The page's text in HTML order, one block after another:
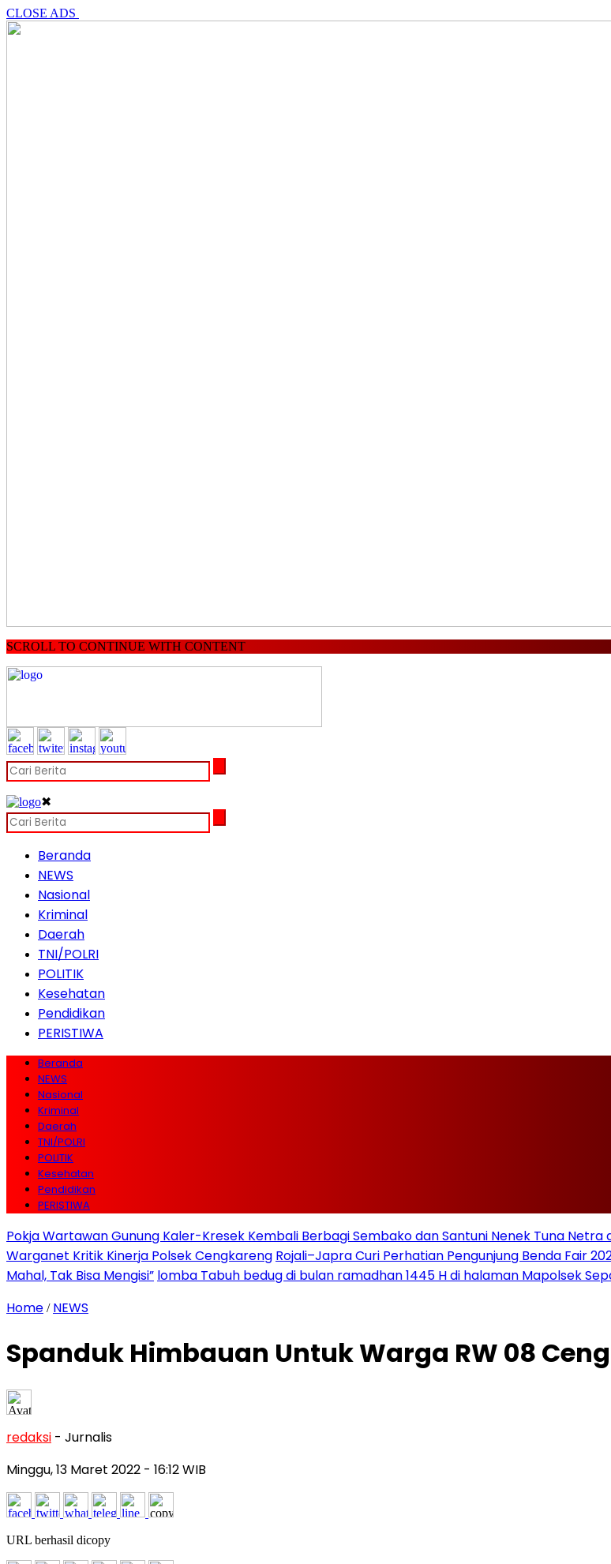
CLOSE ADS
SCROLL TO CONTINUE WITH CONTENT
✖
Beranda
NEWS
Nasional
Kriminal
Daerah
TNI/POLRI
POLITIK
Kesehatan
Pendidikan
PERISTIWA
Beranda
NEWS
Nasional
Kriminal
Daerah
TNI/POLRI
POLITIK
Kesehatan
Pendidikan
PERISTIWA
Pokja Wartawan Gunung Kaler-Kresek Kembali Berbagi Sembako dan Santuni Nenek Tuna Netra
Warganet Kritik Kinerja Polsek Cengkareng Rojali–Japra Curi Perhatian Pengunjung Benda Fair
Mahal, Tak Bisa Mengisi” lomba Tabuh bedug di bulan ramadhan 1445 H di halaman Mapolsek
Home / NEWS
Spanduk Himbauan Untuk Warga RW 08
redaksi - Jurnalis
Minggu, 13 Maret 2022 - 16:12 WIB
URL berhasil dicopy